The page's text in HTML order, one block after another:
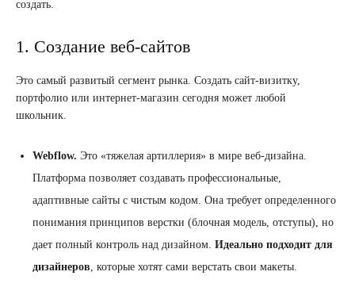
создать.
1. Создание веб-сайтов
Это самый развитый сегмент рынка. Создать сайт-визитку,
портфолио или интернет-магазин сегодня может любой
школьник.
Webflow. Это «тяжелая артиллерия» в мире веб-дизайна.
Платформа позволяет создавать профессиональные,
адаптивные сайты с чистым кодом. Она требует определенного
понимания принципов верстки (блочная модель, отступы), но
дает полный контроль над дизайном. Идеально подходит для
дизайнеров, которые хотят сами верстать свои макеты.